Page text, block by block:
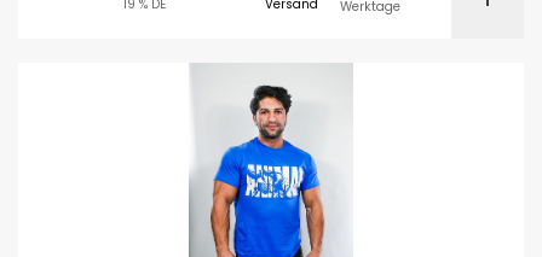
19 % DE Versand Werktage